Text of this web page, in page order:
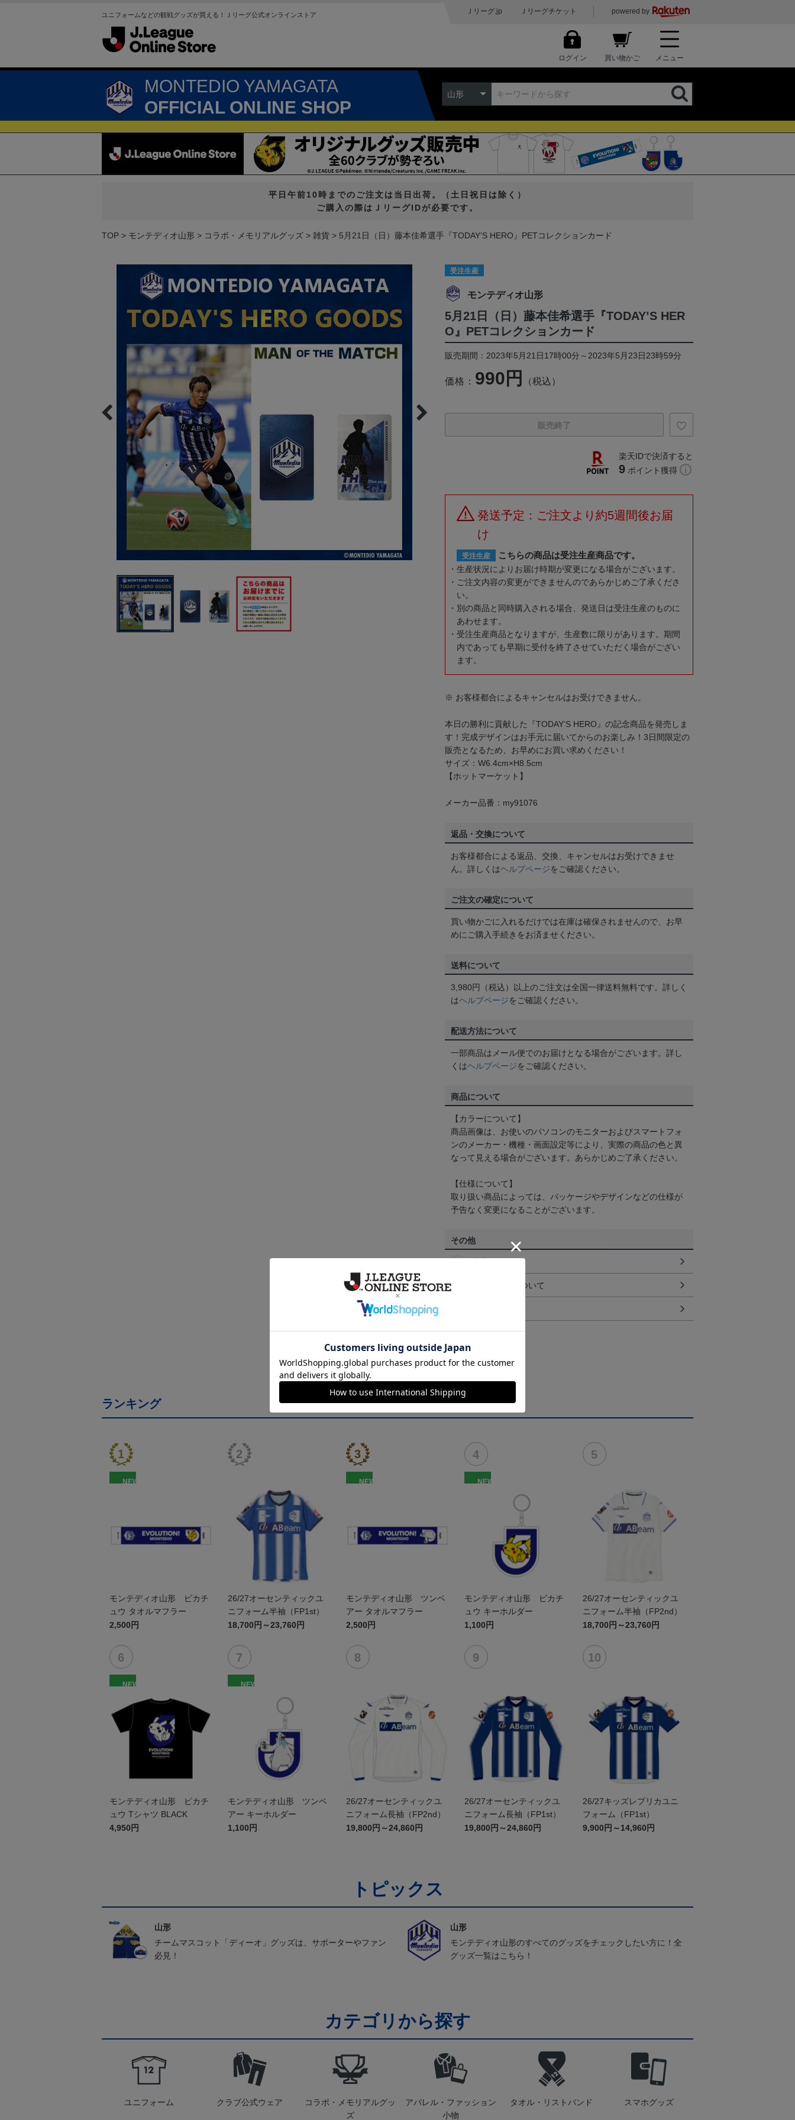
ユニフォームなどの観戦グッズが買える！Ｊリーグ公式オンラインストア Ｊリーグ.jp Ｊリーグチケット powered by
ログイン 買い物かご メニュー
MONTEDIO YAMAGATA
OFFICIAL ONLINE SHOP
山形
平日午前10時までのご注文は当日出荷。（土日祝日は除く）
ご購入の際はＪリーグIDが必要です。
TOP モンテディオ山形 コラボ・メモリアルグッズ 雑貨 5月21日（日）藤本佳希選手『TODAY’S HERO』PETコレクションカード
受注生産
モンテディオ山形
5月21日（日）藤本佳希選手『TODAY’S HER
O』PETコレクションカード
販売期間：2023年5月21日17時00分～2023年5月23日23時59分
価格： 990円 （税込）
販売終了
楽天IDで決済すると
9 ポイント獲得
発送予定：ご注文より約5週間後お届
け
受注生産 こちらの商品は受注生産商品です。
生産状況によりお届け時期が変更になる場合がございます。
ご注文内容の変更ができませんのであらかじめご了承くださ
い。
別の商品と同時購入される場合、発送日は受注生産のものに
あわせます。
受注生産商品となりますが、生産数に限りがあります。期間
内であっても早期に受付を終了させていただく場合がござい
ます。
※ お客様都合によるキャンセルはお受けできません。
本日の勝利に貢献した『TODAY’S HERO』の記念商品を発売しま
す！完成デザインはお手元に届いてからのお楽しみ！3日間限定の
販売となるため、お早めにお買い求めください！
サイズ：W6.4cm×H8.5cm
【ホットマーケット】
メーカー品番：my91076
返品・交換について
お客様都合による返品、交換、キャンセルはお受けできませ
ん。詳しくはヘルプページをご確認ください。
ご注文の確定について
買い物かごに入れるだけでは在庫は確保されませんので、お早
めにご購入手続きをお済ませください。
送料について
3,980円（税込）以上のご注文は全国一律送料無料です。詳しく
はヘルプページをご確認ください。
配送方法について
一部商品はメール便でのお届けとなる場合がございます。詳し
くはヘルプページをご確認ください。
商品について
【カラーについて】
商品画像は、お使いのパソコンのモニターおよびスマートフォ
ンのメーカー・機種・画面設定等により、実際の商品の色と異
なって見える場合がございます。あらかじめご了承ください。
【仕様について】
取り扱い商品によっては、パッケージやデザインなどの仕様が
予告なく変更になることがございます。
その他
ギフト対応について
ランキング
NEW
モンテディオ山形 ピカチ
ュウ タオルマフラー
2,500円
26/27オーセンティックユ
ニフォーム半袖（FP1st）
18,700円～23,760円
NEW
モンテディオ山形 ツンベ
アー タオルマフラー
2,500円
NEW
モンテディオ山形 ピカチ
ュウ キーホルダー
1,100円
26/27オーセンティックユ
ニフォーム半袖（FP2nd）
18,700円～23,760円
NEW
モンテディオ山形 ピカチ
ュウ Tシャツ BLACK
4,950円
NEW
モンテディオ山形 ツンベ
アー キーホルダー
1,100円
26/27オーセンティックユ
ニフォーム長袖（FP2nd）
19,800円～24,860円
26/27オーセンティックユ
ニフォーム長袖（FP1st）
19,800円～24,860円
26/27キッズレプリカユニ
フォーム（FP1st）
9,900円～14,960円
トピックス
山形
チームマスコット「ディーオ」グッズは、サポーターやファン
必見！
山形
モンテディオ山形のすべてのグッズをチェックしたい方に！全
グッズ一覧はこちら！
カテゴリから探す
ユニフォーム クラブ公式ウェア
コラボ・メモリアルグッ
ズ
アパレル・ファッション
小物
タオル・リストバンド スマホグッズ